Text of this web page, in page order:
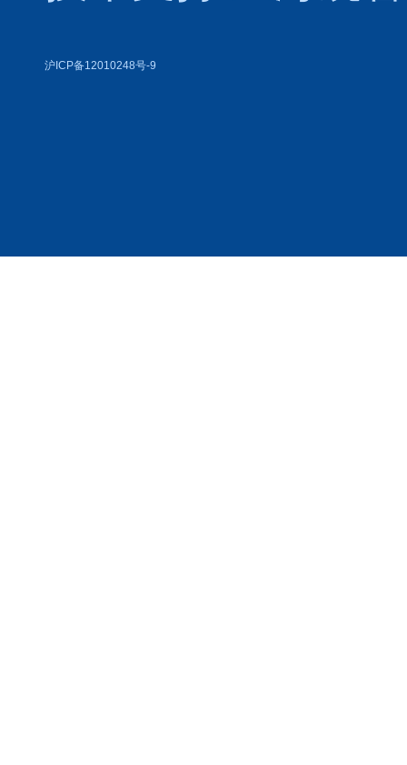
沪ICP备12010248号-9